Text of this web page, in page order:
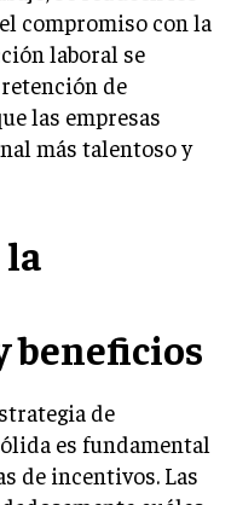
DE CONFLICTOS
REGULACIONES
DE ESTUDIO
compromiso con la
laboral se
de
las empresas
más talentoso y
beneficios
de
es fundamental
de incentivos. Las